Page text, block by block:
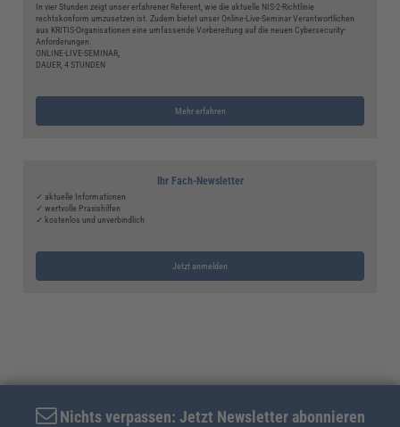
In vier Stunden zeigt unser erfahrener Referent, wie die aktuelle NIS-2-Richtlinie
rechtskonform umzusetzen ist. Zudem bietet unser Online-Live-Seminar Verantwortlichen
aus KRITIS-Organisationen eine umfassende Vorbereitung auf die neuen Cybersecurity-
Anforderungen.
ONLINE-LIVE-SEMINAR,
DAUER, 4 STUNDEN
Mehr erfahren
Ihr Fach-Newsletter
✓ aktuelle Informationen
✓ wertvolle Praxishilfen
✓ kostenlos und unverbindlich
Jetzt anmelden
Nichts verpassen: Jetzt Newsletter abonnieren